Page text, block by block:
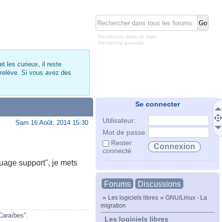
Rechercher dans ce sujet
Recherche avancée
les curieux, il reste
Si vous avez des
Se connecter
Utilisateur:
Mot de passe:
Rester
connecté
Forums Discussions
» Les logiciels libres » GNU/Linux - La
migration
Les logiciels libres
Sam 16 Août, 2014 15:30
support", je mets